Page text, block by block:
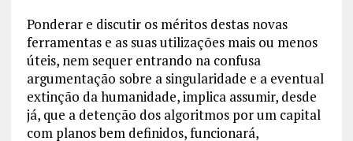
Ponderar e discutir os méritos destas novas
ferramentas e as suas utilizações mais ou menos
úteis, nem sequer entrando na confusa
argumentação sobre a singularidade e a eventual
extinção da humanidade, implica assumir, desde
já, que a detenção dos algoritmos por um capital
com planos bem definidos, funcionará,